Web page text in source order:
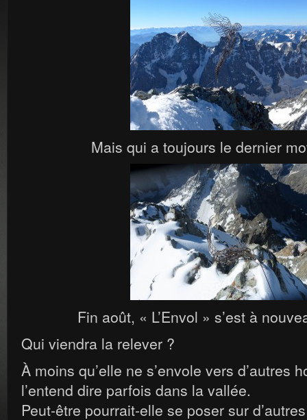
Mais qui a toujours le dernier
Fin août, « L’Envol » s’est à
Qui viendra la relever ?
À moins qu’elle ne s’envole vers d’autres
l’entend dire parfois dans la vallée.
Peut-être pourrait-elle se poser sur